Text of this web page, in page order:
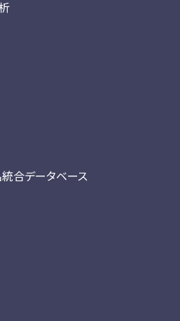
合データベース